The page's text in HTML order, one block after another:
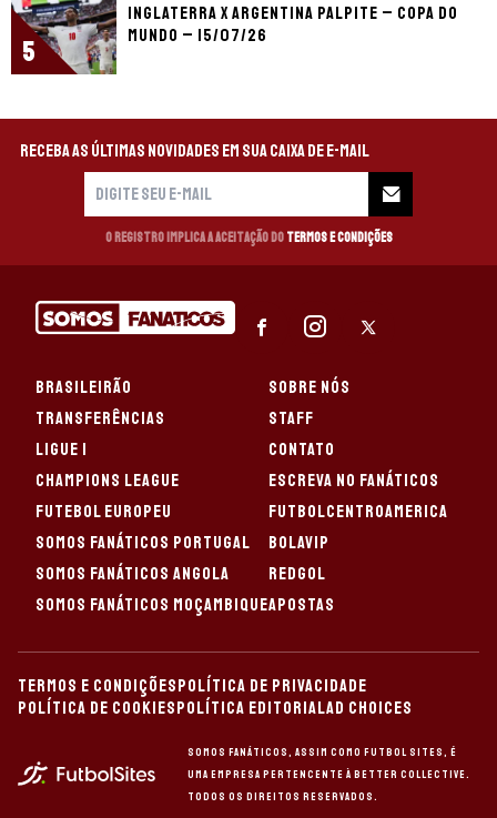
5
Inglaterra x Argentina palpite – Copa do
Mundo – 15/07/26
Receba as últimas novidades em sua caixa de e-mail
O registro implica a aceitação do Termos e Condições
BRASILEIRÃO
TRANSFERÊNCIAS
LIGUE 1
CHAMPIONS LEAGUE
FUTEBOL EUROPEU
SOMOS FANÁTICOS PORTUGAL
SOMOS FANÁTICOS ANGOLA
SOMOS FANÁTICOS MOÇAMBIQUE
SOBRE NÓS
STAFF
CONTATO
ESCREVA NO FANÁTICOS
FUTBOLCENTROAMERICA
BOLAVIP
REDGOL
APOSTAS
TERMOS E CONDIÇÕESPOLÍTICA DE PRIVACIDADE
POLÍTICA DE COOKIESPOLÍTICA EDITORIALAD CHOICES
Somos Fanáticos, assim como Futbol Sites, é
uma empresa pertencente à Better Collective.
Todos os direitos reservados.